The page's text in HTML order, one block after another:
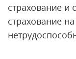
страхование и
страхование